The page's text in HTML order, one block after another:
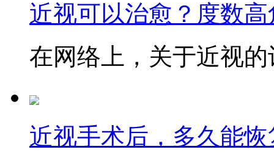
近视可以治愈？度数
在网络上，关于近视
近视手术后，多久能